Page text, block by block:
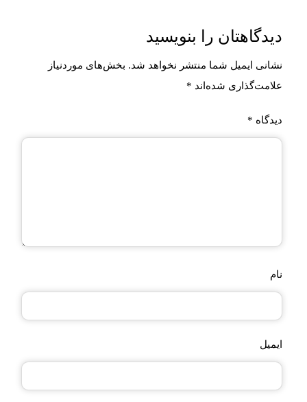
دیدگاهتان را بنویسید
نشانی ایمیل شما منتشر نخواهد شد. بخش‌های موردنیاز
علامت‌گذاری شده‌اند *
دیدگاه *
نام
ایمیل